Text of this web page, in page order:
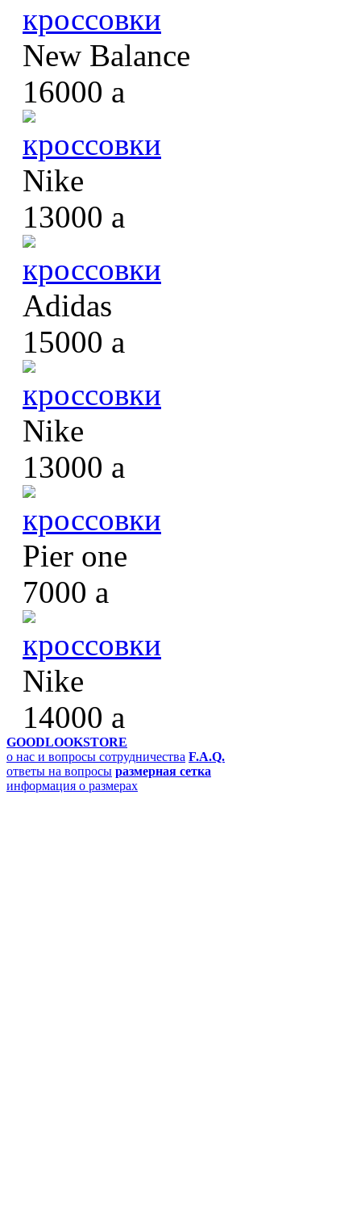
кроссовки
New Balance
16000 a
кроссовки
Nike
13000 a
кроссовки
Adidas
15000 a
кроссовки
Nike
13000 a
кроссовки
Pier one
7000 a
кроссовки
Nike
14000 a
GOODLOOKSTORE
о нас и вопросы сотрудничества F.A.Q.
ответы на вопросы размерная сетка
информация о размерах